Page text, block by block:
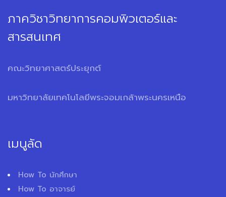
ภาควิชาวิทยาการคอมพิวเตอร์และ
สารสนเทศ
คณะวิทยาศาสตร์ประยุกต์
มหาวิทยาลัยเทคโนโลยีพระจอมเกล้าพระนครเหนือ
เมนูลัด
How To นักศึกษา
How To อาจารย์